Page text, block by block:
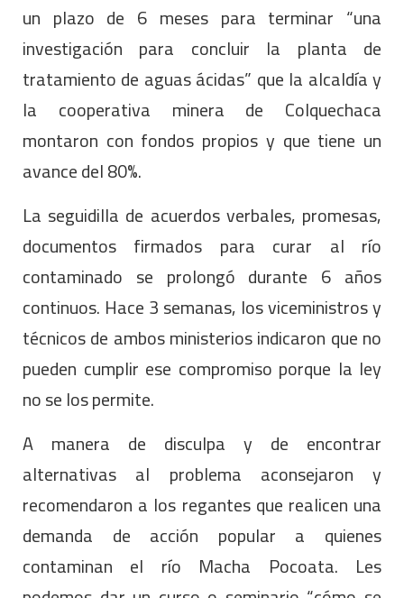
un plazo de 6 meses para terminar “una
investigación para concluir la planta de
tratamiento de aguas ácidas” que la alcaldía y
la cooperativa minera de Colquechaca
montaron con fondos propios y que tiene un
avance del 80%.
La seguidilla de acuerdos verbales, promesas,
documentos firmados para curar al río
contaminado se prolongó durante 6 años
continuos. Hace 3 semanas, los viceministros y
técnicos de ambos ministerios indicaron que no
pueden cumplir ese compromiso porque la ley
no se los permite.
A manera de disculpa y de encontrar
alternativas al problema aconsejaron y
recomendaron a los regantes que realicen una
demanda de acción popular a quienes
contaminan el río Macha Pocoata. Les